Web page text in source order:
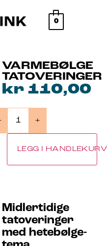
0
VARMEBØLGE
TATOVERINGER
kr 110,00
+
LEGG I HANDLEKURV
Midlertidige
tatoveringer
med hetebølge-